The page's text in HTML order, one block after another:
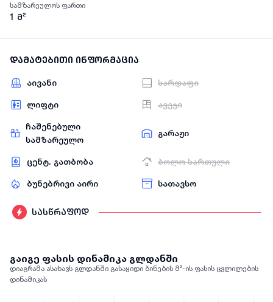
სამზარეულოს ფართი
1 მ²
დამატებითი ინფორმაცია
აივანი სარდაფი
ლიფტი ავეჯი
ჩაშენებული
სამზარეულო
გარაჟი
ცენტ. გათბობა ბოლო სართული
ბუნებრივი აირი სათავსო
სასწრაფოდ
გაიგე ფასის დინამიკა გლდანში
დიაგრამა ასახავს გლდანში გასაყიდი ბინების მ²-ის ფასის ცვლილების
დინამიკას